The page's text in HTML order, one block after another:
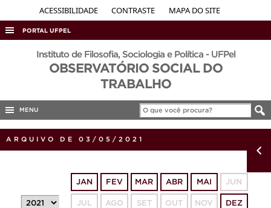
ACESSIBILIDADE CONTRASTE MAPA DO SITE
PORTAL UFPEL
ACESSO À INFORMAÇÃO
AUDITORIA
CONCURSOS
PORTARIAS
Instituto de Filosofia, Sociologia e Política - UFPel
OBSERVATÓRIO SOCIAL DO
TRABALHO
MENU
ARQUIVO DE 03/05/2021
JAN FEV MAR ABR MAI JUN
JUL AGO SET OUT NOV DEZ